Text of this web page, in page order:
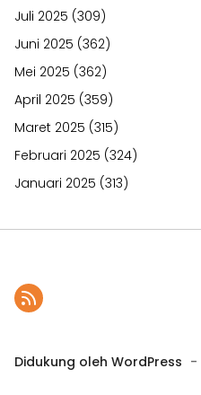
Juli 2025 (309)
Juni 2025 (362)
Mei 2025 (362)
April 2025 (359)
Maret 2025 (315)
Februari 2025 (324)
Januari 2025 (313)
Didukung oleh WordPress -